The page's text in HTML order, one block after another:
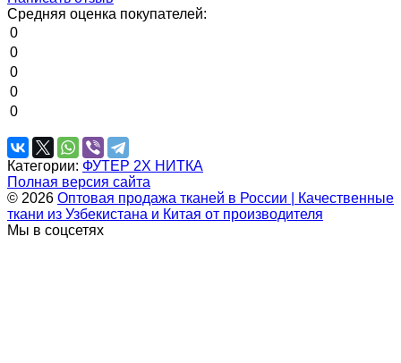
Средняя оценка покупателей:
0
0
0
0
0
Категории: ФУТЕР 2Х НИТКА
Полная версия сайта
© 2026 Оптовая продажа тканей в России | Качественные
ткани из Узбекистана и Китая от производителя
Мы в соцсетях